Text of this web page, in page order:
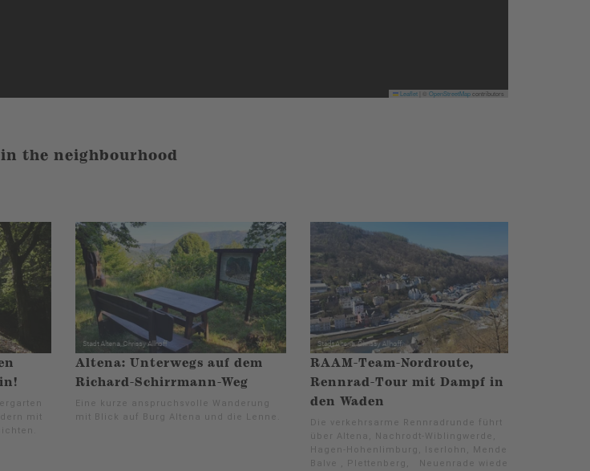
Leaflet OpenStreetMapcontributors
the neighbourhood
mit
Altena: Unterwegs auf dem
Richard-Schirrmann-Weg
Eine kurze anspruchsvolle Wanderung
mit Blick auf Burg Altena und die Lenne.
RAAM-Team-Nordroute,
Rennrad-Tour mit Dampf in
den Waden
Die verkehrsarme Rennradrunde führt
über Altena, Nachrodt-Wiblingwerde,
Hagen-Hohenlimburg, Iserlohn, Menden,
Balve , Plettenberg, Neuenrade wieder